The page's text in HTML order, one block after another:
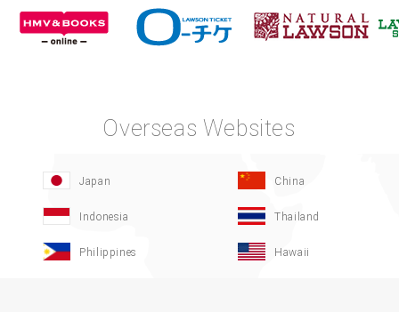
Overseas Websites
Japan China
Indonesia Thailand
Philippines Hawaii